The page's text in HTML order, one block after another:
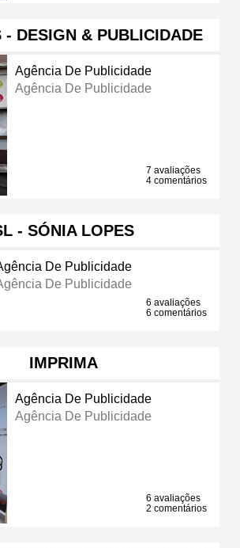
- DESIGN & PUBLICIDADE
Agência De Publicidade
Agência De Publicidade
7 avaliações
4 comentários
- SÓNIA LOPES
De Publicidade
De Publicidade
6 avaliações
6 comentários
IMPRIMA
Agência De Publicidade
Agência De Publicidade
6 avaliações
2 comentários